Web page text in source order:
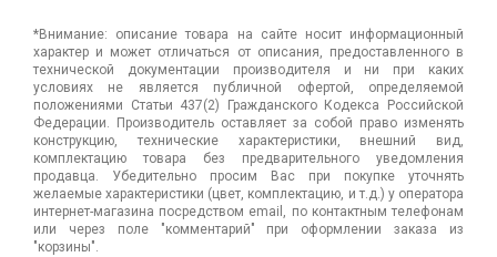
*Внимание: описание товара на сайте носит информационный
характер и может отличаться от описания, предоставленного в
технической документации производителя и ни при каких
условиях не является публичной офертой, определяемой
положениями Статьи 437(2) Гражданского Кодекса Российской
Федерации. Производитель оставляет за собой право изменять
конструкцию, технические характеристики, внешний вид,
комплектацию товара без предварительного уведомления
продавца. Убедительно просим Вас при покупке уточнять
желаемые характеристики (цвет, комплектацию, и т.д.) у оператора
интернет-магазина посредством email, по контактным телефонам
или через поле "комментарий" при оформлении заказа из
"корзины".